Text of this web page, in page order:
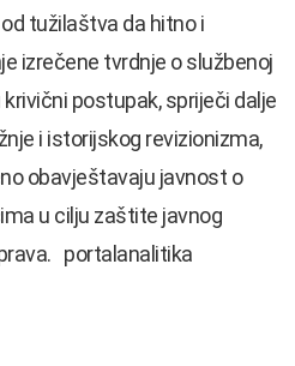
tužilaštva da hitno i
izrečene tvrdnje o službenoj
postupak, spriječi dalje
i istorijskog revizionizma,
obavještavaju javnost o
u cilju zaštite javnog
portalanalitika